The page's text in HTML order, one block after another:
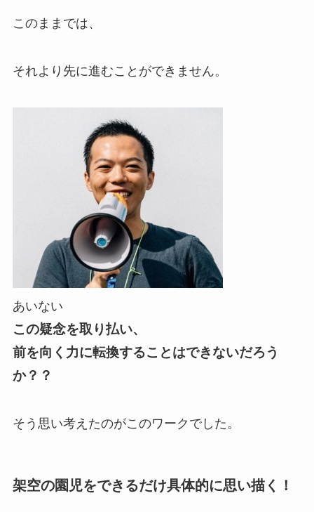
このままでは、
それより先に進むことができません。
あいない
この疑念を取り払い、
前を向く力に転換することはできないだろう
か？？
そう思い考えたのがこのワークでした。
架空の園児をできるだけ具体的に思い描く！